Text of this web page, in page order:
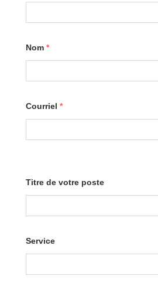
Nom *
Courriel *
Titre de votre poste
Service